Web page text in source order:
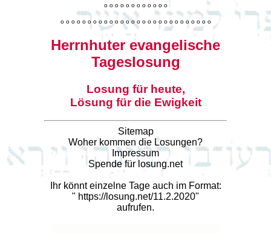
o o o o o o o o o o o o
o o o o o o o o o o o o o o o o o o o o o o o o o o o o
Herrnhuter evangelische
Tageslosung
Losung für heute,
Lösung für die Ewigkeit
Sitemap
Woher kommen die Losungen?
Impressum
Spende für losung.net
Ihr könnt einzelne Tage auch im Format:
" https://losung.net/11.2.2020"
aufrufen.